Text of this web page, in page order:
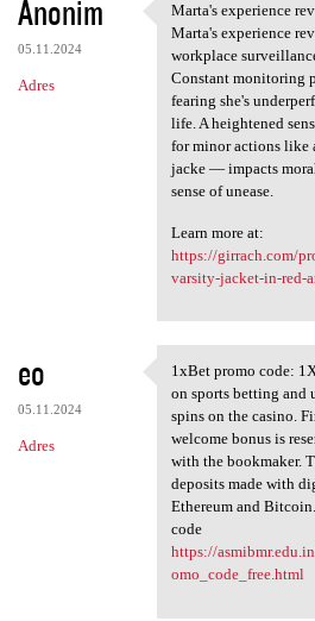
Anonim
05.11.2024
Adres
Marta's
Marta's experience
Marta's experience
workplace
Constant monitoring
fearing she's
life. A heightened
for minor actions like
jacke — impacts
sense of unease.
Learn more at:
https://girrach.com/
varsity-jacket-in-red-
eo
05.11.2024
Adres
1xBet promo
1xBet promo code:
on sports betting and
spins on the casino.
welcome bonus is
with the bookmaker.
deposits made with
Ethereum and
code
https://
omo_code_free.html